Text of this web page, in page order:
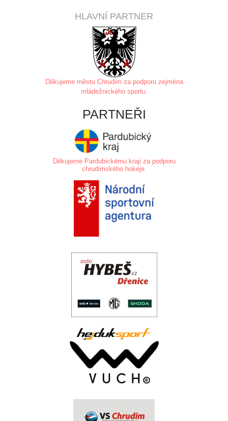
HLAVNÍ PARTNER
Děkujeme městu Chrudim za podporu zejména
mládežnického sportu.
PARTNEŘI
Děkujeme Pardubickému kraji za podporu
chrudimského hokeje.